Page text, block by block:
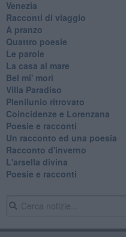
Venezia
Racconti di viaggio
A pranzo
Quattro poesie
Le parole
La casa al mare
Bel mi' morì
Villa Paradiso
Plenilunio ritrovato
Coincidenze e Lorenzana
Poesie e racconti
Un racconto ed una poesia
Racconto d'inverno
​L'arsella divina
Poesie e racconti